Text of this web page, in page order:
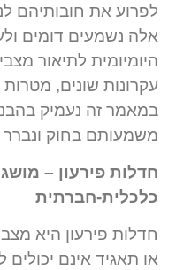
לפרוע את חובותיהם
אלה נשמעים דומים
היומיומית לתיאור
עקרונות שונים, מטרות
במאמר זה נעמיק
משמעותם בחוק ונברר
חדלות פירעון –
כלכלית-חברתית
חדלות פירעון היא
או תאגיד אינם